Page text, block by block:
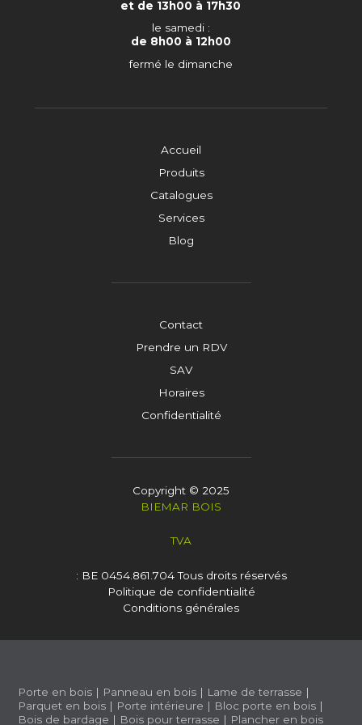
Accueil
Produits
Catalogues
Services
Blog
Contact
Prendre un RDV
SAV
Horaires
Confidentialité
et de 13h00 à 17h30
le samedi :
de 8h00 à 12h00
fermé le dimanche
Copyright © 2025
BIEMAR BOIS
TVA
: BE 0454.861.704Tous droits réservés
Politique de confidentialité
Conditions générales
Porte en bois | Panneau en bois | Lame de terrasse |
Parquet en bois | Porte intérieure | Bloc porte en bois |
Bois de bardage | Bois pour terrasse | Plancher en bois